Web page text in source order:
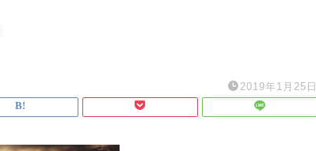
2019年1月25日